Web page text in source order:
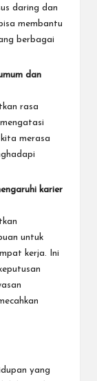
daring dan
membantu
berbagai
dan
rasa
merasa
karier
untuk
kerja. Ini
yang